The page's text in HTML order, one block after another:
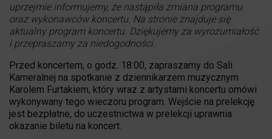
uprzejmie informujemy, że nastąpiła zmiana programu
oraz wykonawców koncertu. Na stronie znajduje się
aktualny program koncertu. Dziękujemy za wyrozumiałość
i przepraszamy za niedogodności.
Przed koncertem, o godz. 18:00, zapraszamy do Sali
Kameralnej na spotkanie z dziennikarzem muzycznym
Karolem Furtakiem, który wraz z artystami koncertu omówi
wykonywany tego wieczoru program. Wejście na prelekcję
jest bezpłatne, do uczestnictwa w prelekcji uprawnia
okazanie biletu na koncert.